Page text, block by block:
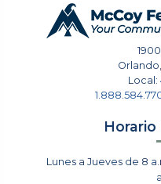
Orlando
Local:
Lunes a Jueves de 8